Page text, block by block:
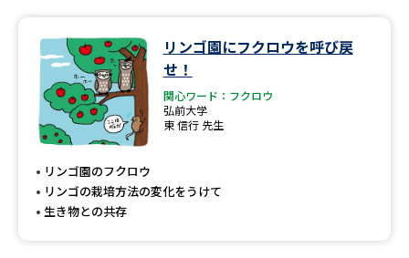
高等学校（情報）教員資格認定
大学研究
大学で学べる内容や特徴を調べる
リンゴ園にフクロウを呼び戻
せ！
関心ワード：フクロウ
弘前大学
東 信行 先生
リンゴ園のフクロウ
リンゴの栽培方法の変化をうけて
生き物との共存